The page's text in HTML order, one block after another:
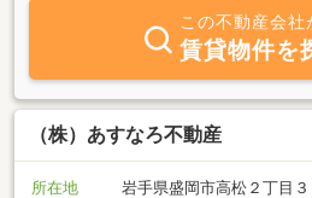
多数あります！ＡＫＩＴＡの事なら何
案件を取り揃えております。皆さんか
ております！！（＾ o＾）／☆
この不動産会社
賃貸物件を
（株）あすなろ不動産
所在地
岩手県盛岡市高松２丁目